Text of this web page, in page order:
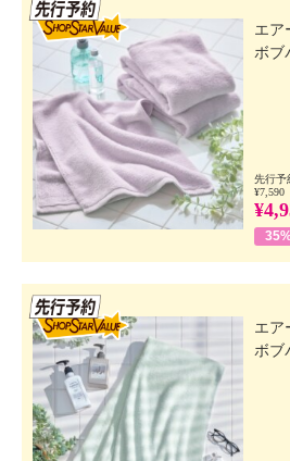
エア
ボブ
先行予
¥7,590
エア
ボブ